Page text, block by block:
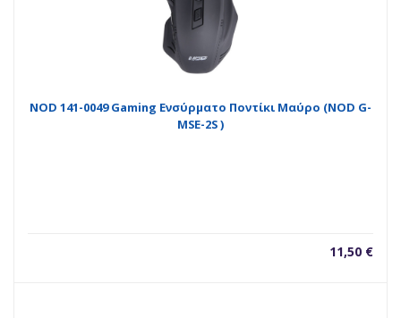
NOD 141-0049 Gaming Ενσύρματο Ποντίκι Μαύρο (NOD G-
MSE-2S )
11,50 €